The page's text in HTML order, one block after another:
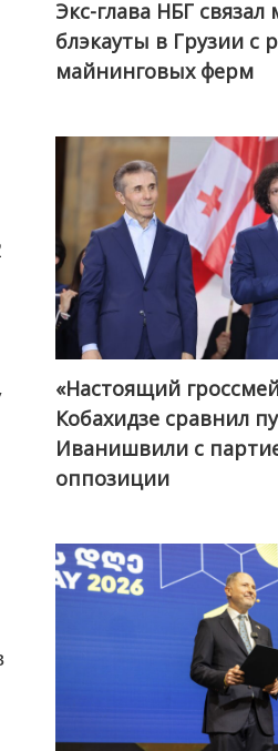
Экс-глава НБГ
блэкауты в Грузии с
майнинговых ферм
@ქართული ოცნება / Georgian
«Настоящий
Кобахидзе сравнил
Иванишвили с
оппозиции